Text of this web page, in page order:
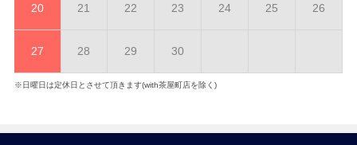
20 21 22 23 24 25 26
27 28 29 30
※日曜日は定休日とさせて頂きます(with茶屋町店を除く)